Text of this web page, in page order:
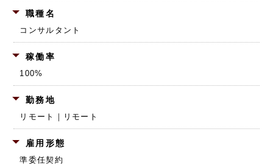
職種名
コンサルタント
稼働率
100%
勤務地
リモート｜リモート
雇用形態
準委任契約